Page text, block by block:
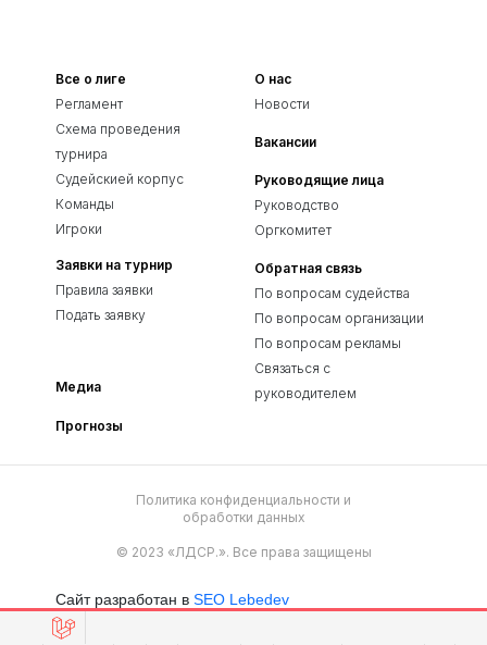
Все о лиге
Регламент
Схема проведения
турнира
Судейскией корпус
Команды
Игроки
Заявки на турнир
Правила заявки
Подать заявку
Медиа
Прогнозы
О нас
Новости
Вакансии
Руководящие лица
Руководство
Оргкомитет
Обратная связь
По вопросам судейства
По вопросам организации
По вопросам рекламы
Связаться с
руководителем
Политика конфиденциальности и
обработки данных
© 2023 «ЛДСР.». Все права защищены
Сайт разработан в SEO Lebedev